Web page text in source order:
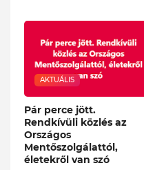
AKTUÁLIS
Pár perce jött.
Rendkívüli közlés az
Országos
Mentőszolgálattól,
életekről van szó